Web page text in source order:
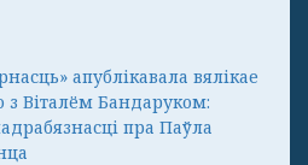
апублікавала вялікае
з Віталём Бандаруком:
пра Паўла